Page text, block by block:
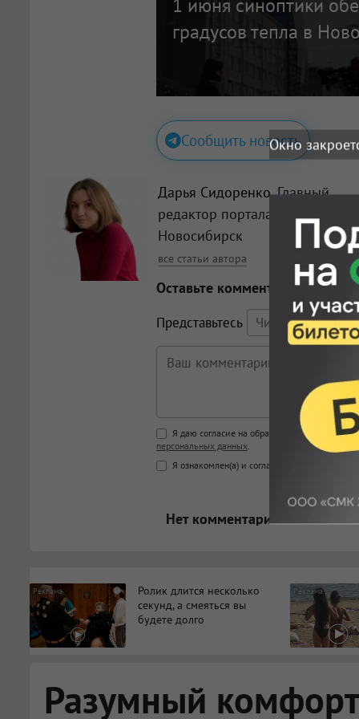
1 июня синоптики
градусов тепла в
Сообщить новость
Дарья Сидоренко, Главный
редактор портала Om1
Новосибирск
все статьи автора
Оставьте комментарий
Представьтесь
Поддержка HTML
<b>, <strong>, <u>, <i>, <em>,
<blockquote>, <code>
Я даю согласие на обработку моих
персональных данных.
Я ознакомлен(а) и согласен(а) с
Нет комментариев.
i
Ролик длится несколько
секунд, а смеяться вы
будете долго
Разумный
Окно